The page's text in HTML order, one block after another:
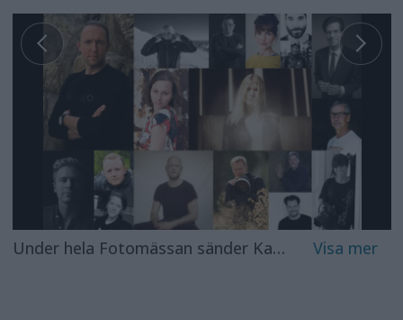
Under hela Fotomässan sänder Kamera & Bild live. I studion möter du ett stort antal gäster som visar bilder och berättar om sitt fotograferande.